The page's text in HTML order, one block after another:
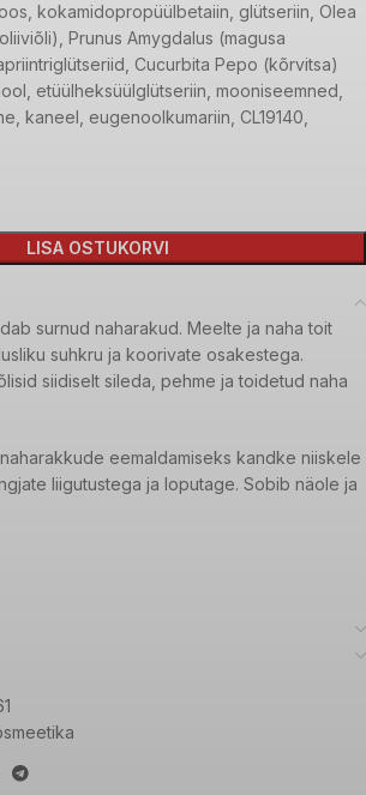
kokamidopropüülbetaiin, glütseriin, Olea
Prunus Amygdalus (magusa
Cucurbita Pepo (kõrvitsa)
etüülheksüülglütseriin, mooniseemned,
kaneel, eugenoolkumariin, CL19140,
LISA OSTUKORVI
surnud naharakud. Meelte ja naha toit
suhkru ja koorivate osakestega.
siidiselt sileda, pehme ja toidetud naha
eemaldamiseks kandke niiskele
liigutustega ja loputage. Sobib näole ja